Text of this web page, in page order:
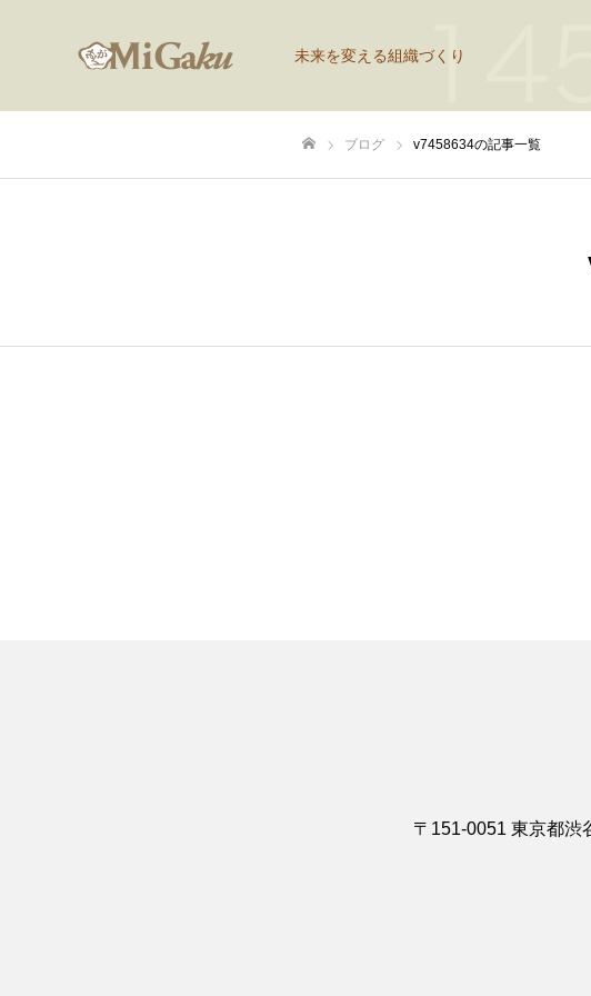
未来を変える組織づくり
ブログ v7458634の記事一覧
〒151-0051 東京都渋